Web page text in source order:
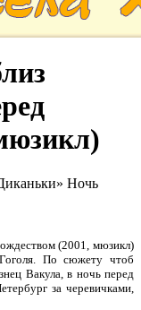
Ночь
(2001, мюзикл)
По сюжету чтоб
Вакула, в ночь перед
за черевичками,